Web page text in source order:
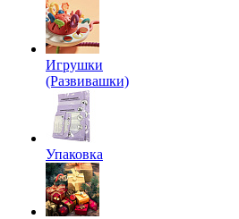
Игрушки
(Развивашки)
Упаковка